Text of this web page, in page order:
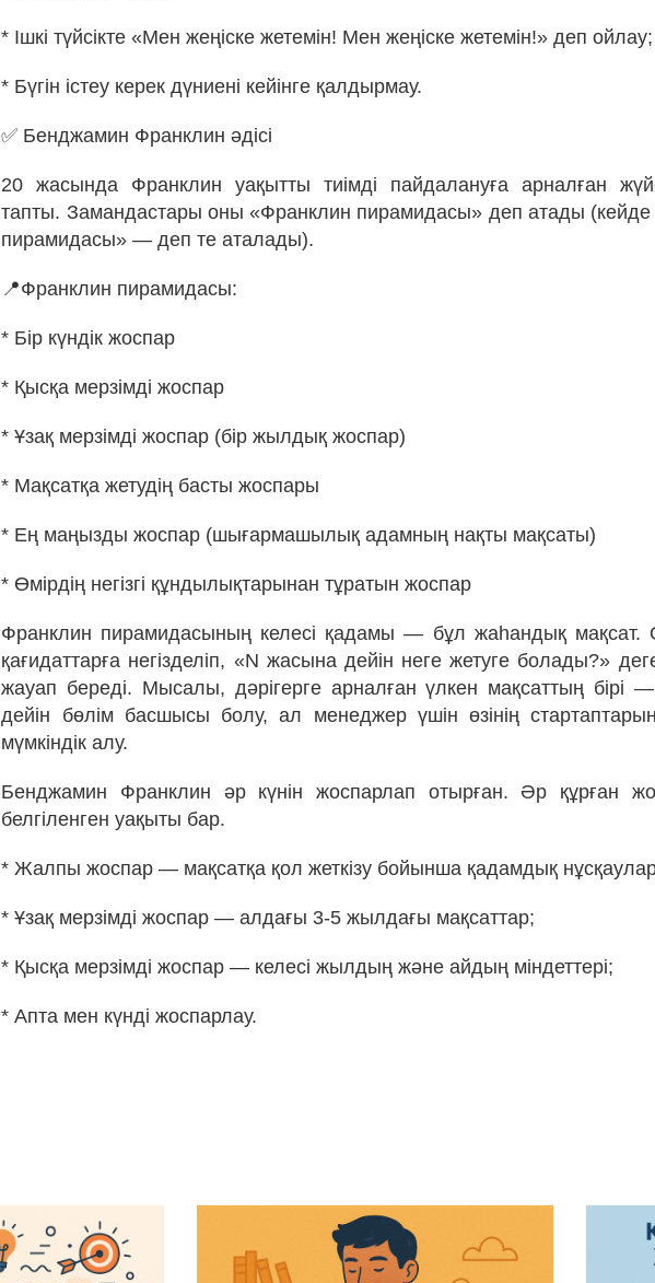
* Ішкі түйсікте «Мен жеңіске жетемін! Мен жеңіске жетемін!» деп ойлау;
* Бүгін істеу керек дүниені кейінге қалдырмау.
✅ Бенджамин Франклин әдісі
20 жасында Франклин уақытты тиімді пайдалануға арналған
тапты. Замандастары оны «Франклин пирамидасы» деп атады (кейде
пирамидасы» — деп те аталады).
📍Франклин пирамидасы:
* Бір күндік жоспар
* Қысқа мерзімді жоспар
* Ұзақ мерзімді жоспар (бір жылдық жоспар)
* Мақсатқа жетудің басты жоспары
* Ең маңызды жоспар (шығармашылық адамның нақты мақсаты)
* Өмірдің негізгі құндылықтарынан тұратын жоспар
Франклин пирамидасының келесі қадамы — бұл жаһандық мақсат.
қағидаттарға негізделіп, «N жасына дейін неге жетуге болады?»
жауап береді. Мысалы, дәрігерге арналған үлкен мақсаттың бірі
дейін бөлім басшысы болу, ал менеджер үшін өзінің
мүмкіндік алу.
Бенджамин Франклин әр күнін жоспарлап отырған. Әр құрған
белгіленген уақыты бар.
* Жалпы жоспар — мақсатқа қол жеткізу бойынша қадамдық
* Ұзақ мерзімді жоспар — алдағы 3-5 жылдағы мақсаттар;
* Қысқа мерзімді жоспар — келесі жылдың және айдың міндеттері;
* Апта мен күнді жоспарлау.